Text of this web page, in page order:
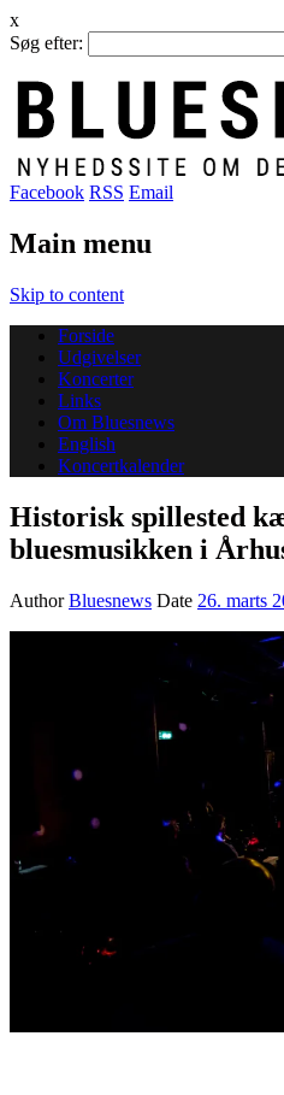
x
Søg efter:
Facebook RSS Email
Main menu
Skip to content
Forside
Udgivelser
Koncerter
Links
Om Bluesnews
English
Koncertkalender
Historisk spillested
bluesmusikken i
AuthorBluesnews Date 26. marts